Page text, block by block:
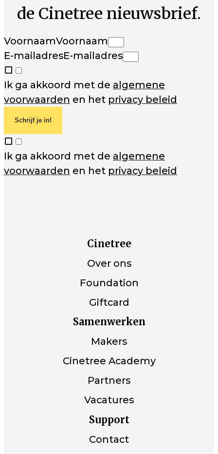
de Cinetree nieuwsbrief.
VoornaamVoornaam
E-mailadresE-mailadres
Ik ga akkoord met de algemene
voorwaarden en het privacy beleid
Schrijf je in!
Ik ga akkoord met de algemene
voorwaarden en het privacy beleid
Cinetree
Over ons
Foundation
Giftcard
Samenwerken
Makers
Cinetree Academy
Partners
Vacatures
Support
Contact